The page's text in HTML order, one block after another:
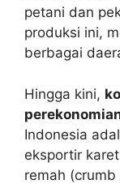
petani dan
produksi ini,
berbagai
Hingga kini,
Indonesia
eksportir
remah